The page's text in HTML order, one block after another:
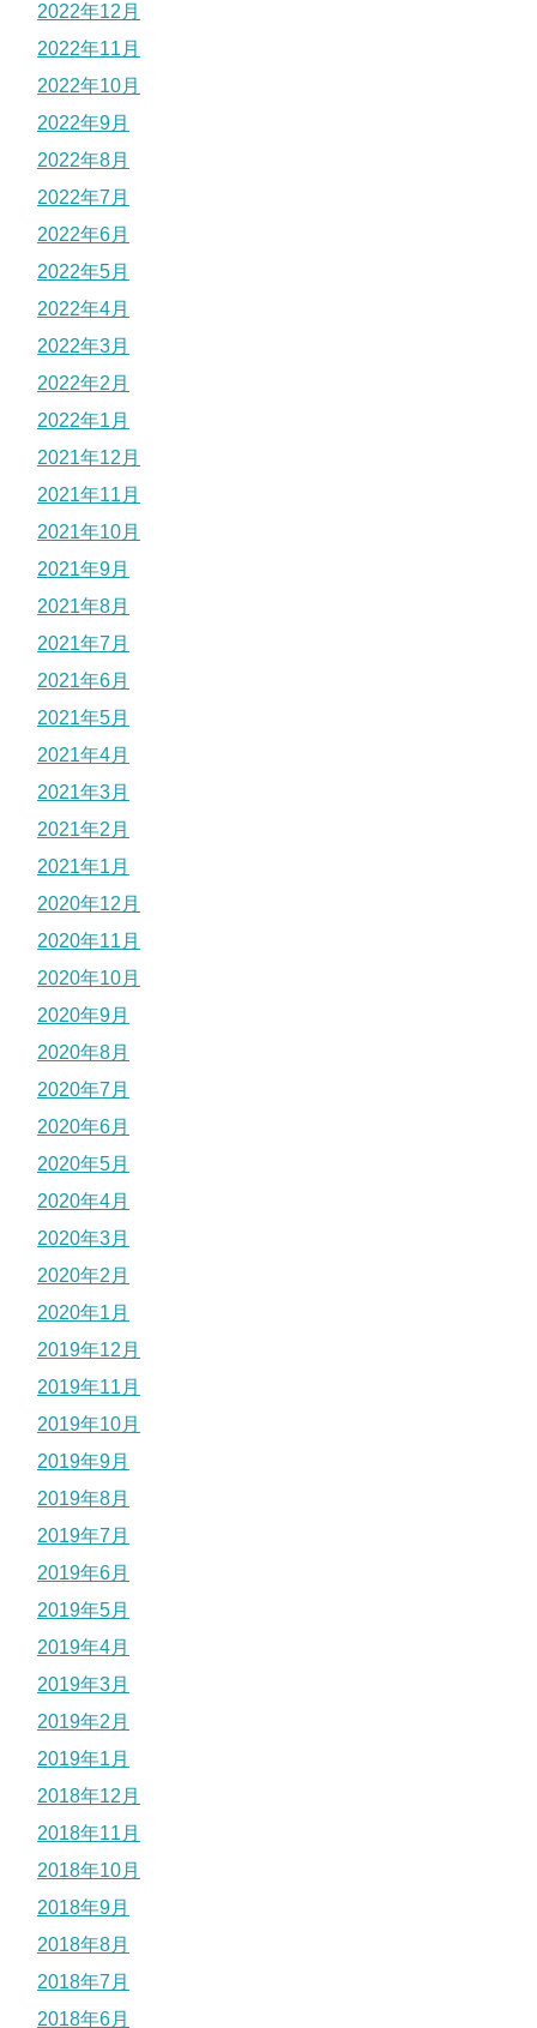
2022年12月
2022年11月
2022年10月
2022年9月
2022年8月
2022年7月
2022年6月
2022年5月
2022年4月
2022年3月
2022年2月
2022年1月
2021年12月
2021年11月
2021年10月
2021年9月
2021年8月
2021年7月
2021年6月
2021年5月
2021年4月
2021年3月
2021年2月
2021年1月
2020年12月
2020年11月
2020年10月
2020年9月
2020年8月
2020年7月
2020年6月
2020年5月
2020年4月
2020年3月
2020年2月
2020年1月
2019年12月
2019年11月
2019年10月
2019年9月
2019年8月
2019年7月
2019年6月
2019年5月
2019年4月
2019年3月
2019年2月
2019年1月
2018年12月
2018年11月
2018年10月
2018年9月
2018年8月
2018年7月
2018年6月